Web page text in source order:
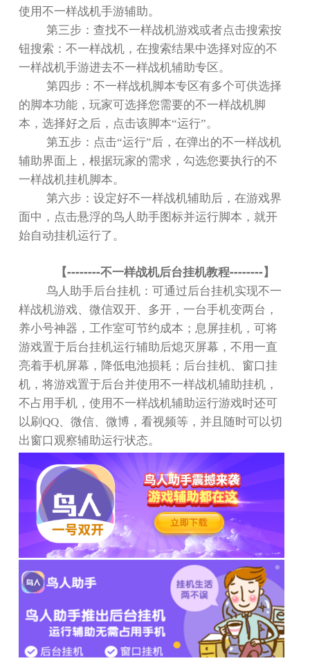
使用不一样战机手游辅助。
第三步：查找不一样战机游戏或者点击搜索按
钮搜索：不一样战机，在搜索结果中选择对应的不
一样战机手游进去不一样战机辅助专区。
第四步：不一样战机脚本专区有多个可供选择
的脚本功能，玩家可选择您需要的不一样战机脚
本，选择好之后，点击该脚本“运行”。
第五步：点击“运行”后，在弹出的不一样战机
辅助界面上，根据玩家的需求，勾选您要执行的不
一样战机挂机脚本。
第六步：设定好不一样战机辅助后，在游戏界
面中，点击悬浮的鸟人助手图标并运行脚本，就开
始自动挂机运行了。
【--------不一样战机后台挂机教程--------】
鸟人助手后台挂机：可通过后台挂机实现不一
样战机游戏、微信双开、多开，一台手机变两台，
养小号神器，工作室可节约成本；息屏挂机，可将
游戏置于后台挂机运行辅助后熄灭屏幕，不用一直
亮着手机屏幕，降低电池损耗；后台挂机、窗口挂
机，将游戏置于后台并使用不一样战机辅助挂机，
不占用手机，使用不一样战机辅助运行游戏时还可
以刷QQ 、微信、微博，看视频等，并且随时可以切
出窗口观察辅助运行状态。